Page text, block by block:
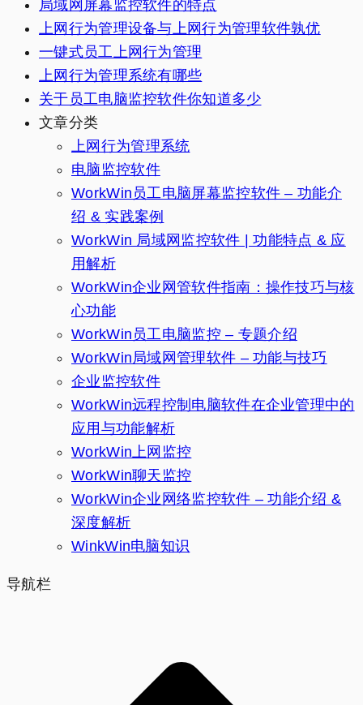
局域网屏幕监控软件的特点
上网行为管理设备与上网行为管理软件孰优
一键式员工上网行为管理
上网行为管理系统有哪些
关于员工电脑监控软件你知道多少
文章分类
上网行为管理系统
电脑监控软件
WorkWin员工电脑屏幕监控软件 – 功能介
绍 & 实践案例
WorkWin 局域网监控软件 | 功能特点 & 应
用解析
WorkWin企业网管软件指南：操作技巧与核
心功能
WorkWin员工电脑监控 – 专题介绍
WorkWin局域网管理软件 – 功能与技巧
企业监控软件
WorkWin远程控制电脑软件在企业管理中的
应用与功能解析
WorkWin上网监控
WorkWin聊天监控
WorkWin企业网络监控软件 – 功能介绍 &
深度解析
WinkWin电脑知识
导航栏